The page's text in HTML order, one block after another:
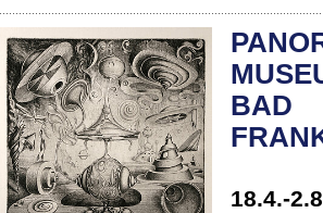
BAD
18.4.-